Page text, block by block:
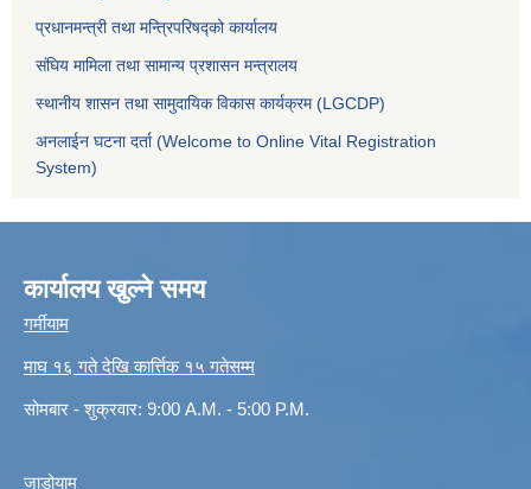
प्रधानमन्त्री तथा मन्त्रिपरिषद्को कार्यालय
संघिय मामिला तथा सामान्य प्रशासन मन्त्रालय
स्थानीय शासन तथा सामुदायिक विकास कार्यक्रम (LGCDP)
अनलाईन घटना दर्ता (Welcome to Online Vital Registration
System)
कार्यालय खुल्ने समय
गर्मीयाम
माघ १६ गते देखि कार्त्तिक १५ गतेसम्म
सोमबार - शुक्रवार: 9:00 A.M. - 5:00 P.M.
जाडोयाम